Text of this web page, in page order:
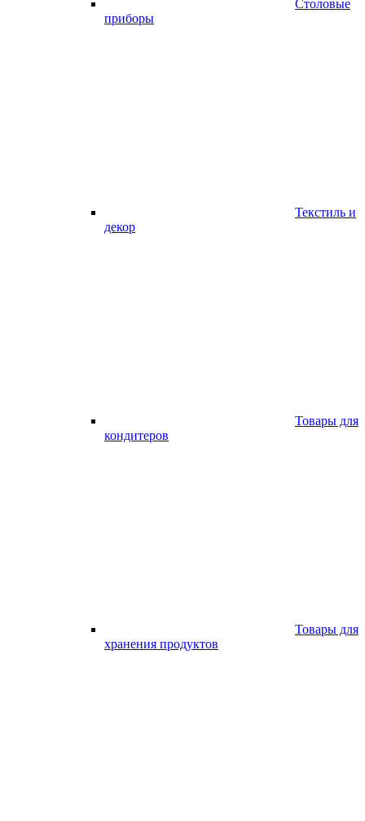
Столовые
приборы
Текстиль и
декор
Товары для
кондитеров
Товары для
хранения продуктов